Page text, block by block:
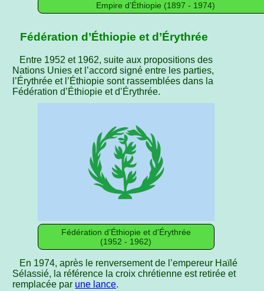
Empire d’Éthiopie (1897 - 1974)
Fédération d’Éthiopie et d’Érythrée
Entre 1952 et 1962, suite aux propositions des
Nations Unies et l’accord signé entre les parties,
l’Érythrée et l’Éthiopie sont rassemblées dans la
Fédération d’Éthiopie et d’Érythrée.
Fédération d’Éthiopie et d’Érythrée
(1952 - 1962)
En 1974, après le renversement de l’empereur Haïlé
Sélassié, la référence la croix chrétienne est retirée et
remplacée par une lance.